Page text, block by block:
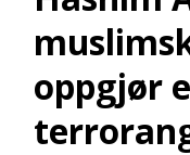
oppgjør